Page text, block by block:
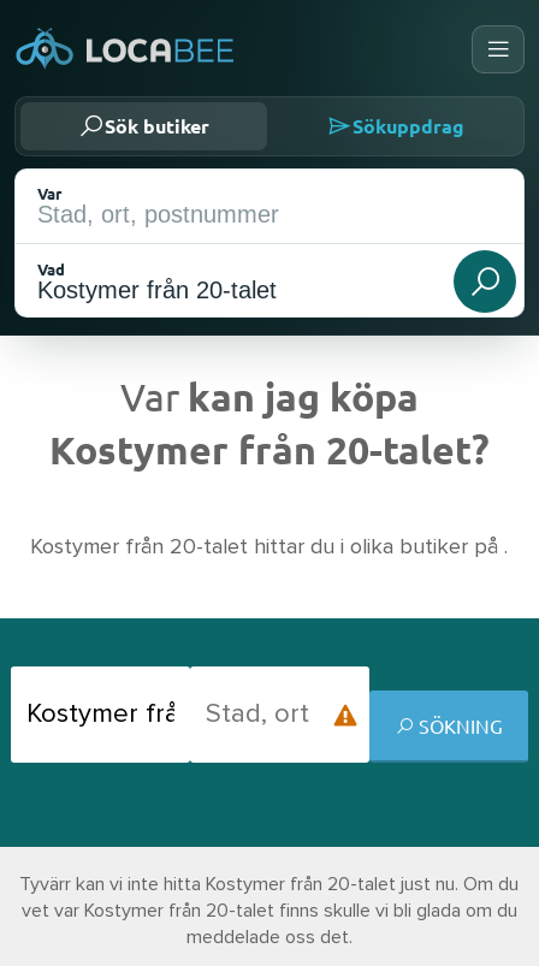
Sök butiker Sökuppdrag
Var
Vad
Nuvarande plats
Var kan jag köpa
Kostymer från 20-talet?
Kostymer från 20-talet hittar du i olika butiker på .
SÖKNING
Tyvärr kan vi inte hitta Kostymer från 20-talet just nu. Om du
vet var Kostymer från 20-talet finns skulle vi bli glada om du
meddelade oss det.